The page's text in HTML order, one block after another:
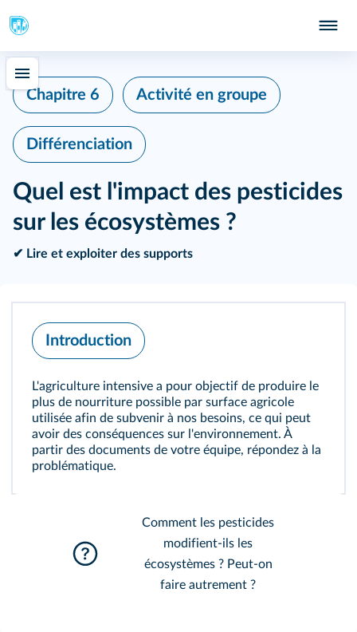
Chapitre 6 Activité en groupe
Différenciation
Quel est l'impact des pesticides
sur les écosystèmes ?
✔ Lire et exploiter des supports
Introduction
L'agriculture intensive a pour objectif de produire le
plus de nourriture possible par surface agricole
utilisée afin de subvenir à nos besoins, ce qui peut
avoir des conséquences sur l'environnement. À
partir des documents de votre équipe, répondez à la
problématique.
Comment les pesticides
modifient-ils les
écosystèmes ? Peut-on
faire autrement ?